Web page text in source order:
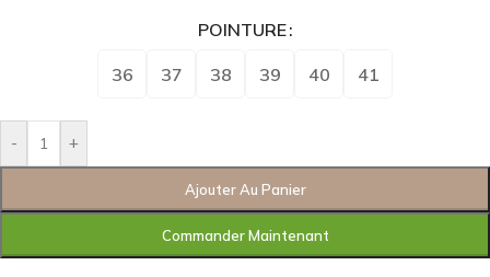
POINTURE
36 37 38 39 40 41
- +
Ajouter Au Panier
Commander Maintenant